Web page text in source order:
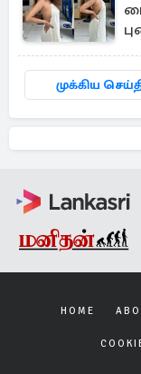
முக்கிய
HOME